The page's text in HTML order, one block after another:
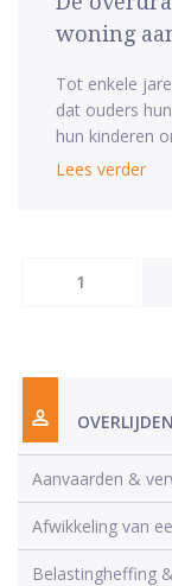
woning
Tot enkele
dat ouders
hun kinderen
Lees verder
1
Aanvaarden &
Afwikkeling van
Belastingheffing